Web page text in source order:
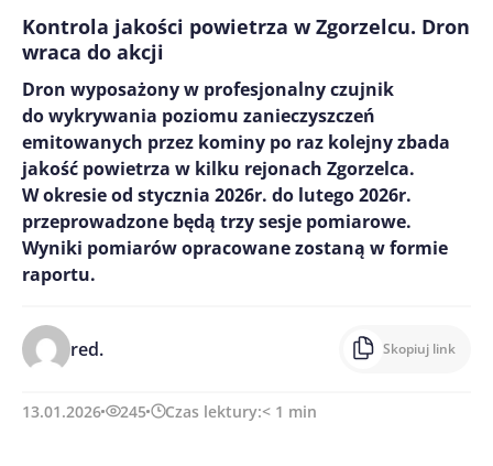
Kontrola jakości powietrza w Zgorzelcu. Dron
wraca do akcji
Dron wyposażony w profesjonalny czujnik
do wykrywania poziomu zanieczyszczeń
emitowanych przez kominy po raz kolejny zbada
jakość powietrza w kilku rejonach Zgorzelca.
W okresie od stycznia 2026r. do lutego 2026r.
przeprowadzone będą trzy sesje pomiarowe.
Wyniki pomiarów opracowane zostaną w formie
raportu.
red. Skopiuj link
13.01.2026 245 Czas lektury:< 1 min